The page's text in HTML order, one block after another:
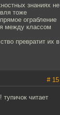
знаниях не
тоже
ограбление
между классом
превратит их в
# 15
читает